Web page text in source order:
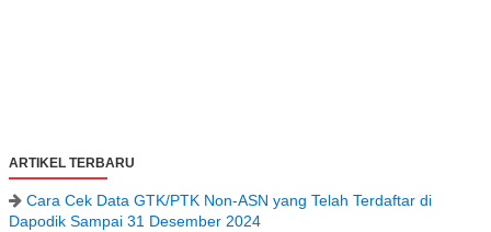
ARTIKEL TERBARU
Cara Cek Data GTK/PTK Non-ASN yang Telah Terdaftar di
Dapodik Sampai 31 Desember 2024